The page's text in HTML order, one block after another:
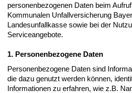
personenbezogenen Daten beim
Kommunalen Unfallversicherung
Landesunfallkasse sowie bei der
Serviceangebote.
1. Personenbezogene Daten
Personenbezogene Daten sind
die dazu genutzt werden können,
Informationen zu erfahren, wie z.B.